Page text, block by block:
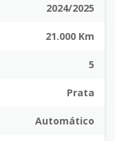
2024/2025
21.000 Km
5
Prata
Automático